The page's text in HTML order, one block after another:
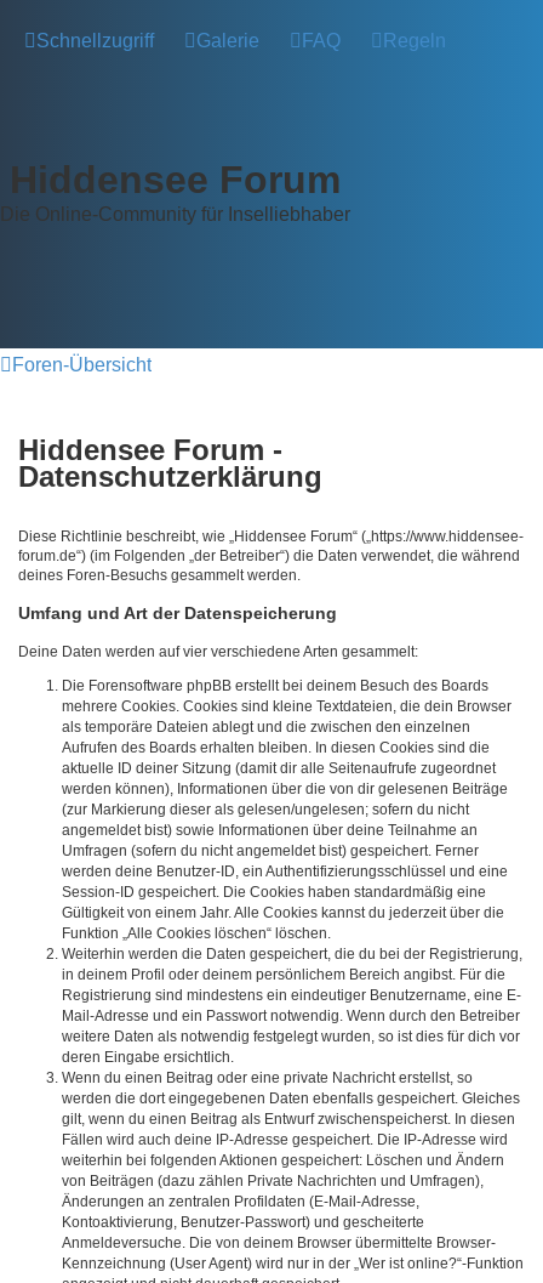
Schnellzugriff Galerie FAQ Regeln
Hiddensee Forum
Die Online-Community für Inselliebhaber
Foren-Übersicht
Hiddensee Forum -
Datenschutzerklärung
Diese Richtlinie beschreibt, wie „Hiddensee Forum“ („https://www.hiddensee-
forum.de“) (im Folgenden „der Betreiber“) die Daten verwendet, die während
deines Foren-Besuchs gesammelt werden.
Umfang und Art der Datenspeicherung
Deine Daten werden auf vier verschiedene Arten gesammelt:
Die Forensoftware phpBB erstellt bei deinem Besuch des Boards
mehrere Cookies. Cookies sind kleine Textdateien, die dein Browser
als temporäre Dateien ablegt und die zwischen den einzelnen
Aufrufen des Boards erhalten bleiben. In diesen Cookies sind die
aktuelle ID deiner Sitzung (damit dir alle Seitenaufrufe zugeordnet
werden können), Informationen über die von dir gelesenen Beiträge
(zur Markierung dieser als gelesen/ungelesen; sofern du nicht
angemeldet bist) sowie Informationen über deine Teilnahme an
Umfragen (sofern du nicht angemeldet bist) gespeichert. Ferner
werden deine Benutzer-ID, ein Authentifizierungsschlüssel und eine
Session-ID gespeichert. Die Cookies haben standardmäßig eine
Gültigkeit von einem Jahr. Alle Cookies kannst du jederzeit über die
Funktion „Alle Cookies löschen“ löschen.
Weiterhin werden die Daten gespeichert, die du bei der Registrierung,
in deinem Profil oder deinem persönlichem Bereich angibst. Für die
Registrierung sind mindestens ein eindeutiger Benutzername, eine E-
Mail-Adresse und ein Passwort notwendig. Wenn durch den Betreiber
weitere Daten als notwendig festgelegt wurden, so ist dies für dich vor
deren Eingabe ersichtlich.
Wenn du einen Beitrag oder eine private Nachricht erstellst, so
werden die dort eingegebenen Daten ebenfalls gespeichert. Gleiches
gilt, wenn du einen Beitrag als Entwurf zwischenspeicherst. In diesen
Fällen wird auch deine IP-Adresse gespeichert. Die IP-Adresse wird
weiterhin bei folgenden Aktionen gespeichert: Löschen und Ändern
von Beiträgen (dazu zählen Private Nachrichten und Umfragen),
Änderungen an zentralen Profildaten (E-Mail-Adresse,
Kontoaktivierung, Benutzer-Passwort) und gescheiterte
Anmeldeversuche. Die von deinem Browser übermittelte Browser-
Kennzeichnung (User Agent) wird nur in der „Wer ist online?“-Funktion